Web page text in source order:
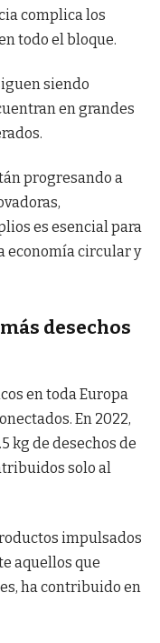
complica los
todo el bloque.
siendo
en grandes
progresando a
es esencial para
economía circular y
desechos
en toda Europa
En 2022,
kg de desechos de
solo al
impulsados
aquellos que
ha contribuido en